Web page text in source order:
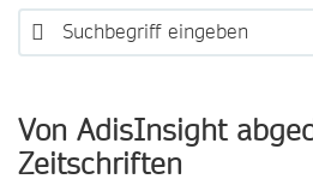
Von AdisInsight
Zeitschriften